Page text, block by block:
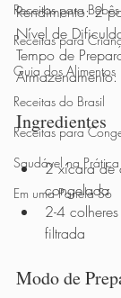
Receitas para Bebês
Receitas para
Guia dos Alimentos
Receitas do Brasil
Receitas para
Saudável na Prática
Em uma Panela Só
Rendimento: 2
Nível de
Tempo de
Ingredientes
2 xícara de
congelada
2-4
filtrada
Modo de